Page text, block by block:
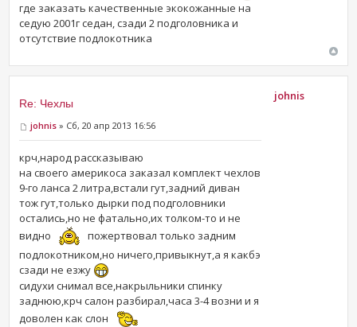
где заказать качественные экокожанные на
седую 2001г седан, сзади 2 подголовника и
отсутствие подлокотника
Re: Чехлы
johnis » Сб, 20 апр 2013 16:56
крч,народ рассказываю
на своего америкоса заказал комплект чехлов
9-го ланса 2 литра,встали гут,задний диван
тож гут,только дырки под подголовники
остались,но не фатально,их толком-то и не
видно
пожертвовал только задним
подлокотником,но ничего,привыкнут,а я какбэ
сзади не езжу
сидухи снимал все,накрыльники спинку
заднюю,крч салон разбирал,часа 3-4 возни и я
доволен как слон
johnis